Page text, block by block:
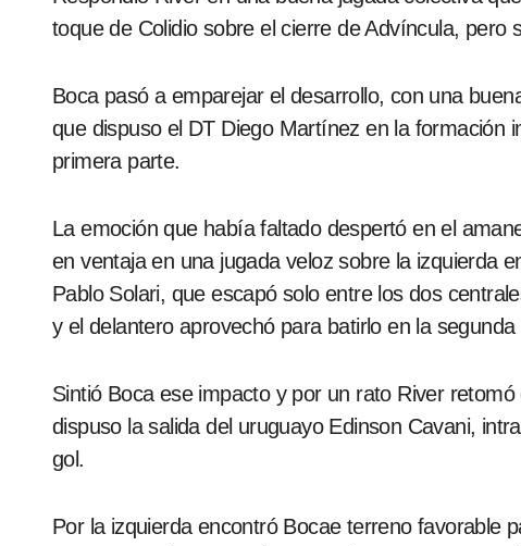
toque de Colidio sobre el cierre de Advíncula, pero
Boca pasó a emparejar el desarrollo, con una
que dispuso el DT Diego Martínez en la formación
primera parte.
La emoción que había faltado despertó en el
en ventaja en una jugada veloz sobre la izquierda
Pablo Solari, que escapó solo entre los dos
y el delantero aprovechó para batirlo en la segunda
Sintió Boca ese impacto y por un rato River
dispuso la salida del uruguayo Edinson Cavani,
gol.
Por la izquierda encontró Bocae terreno favorable